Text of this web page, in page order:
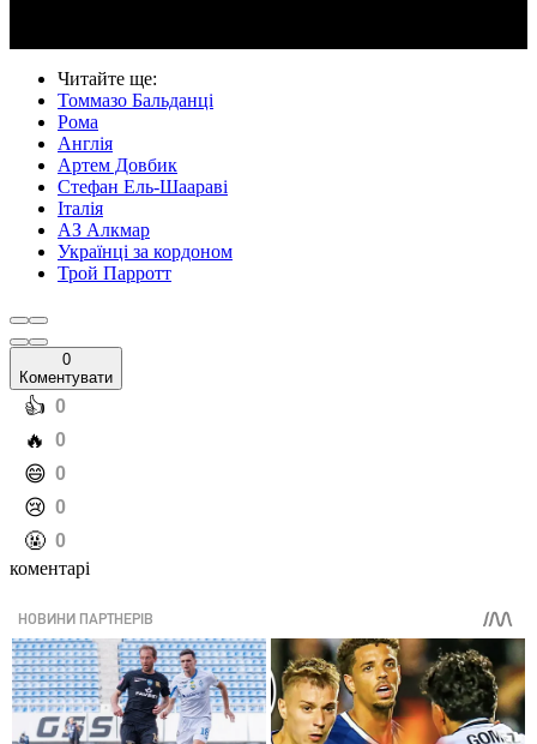
Читайте ще:
Томмазо Бальданці
Рома
Англія
Артем Довбик
Стефан Ель-Шаараві
Італія
АЗ Алкмар
Українці за кордоном
Трой Парротт
0
Коментувати
️👍 0
️🔥 0
️😄 0
️😢 0
️🤬 0
коментарі